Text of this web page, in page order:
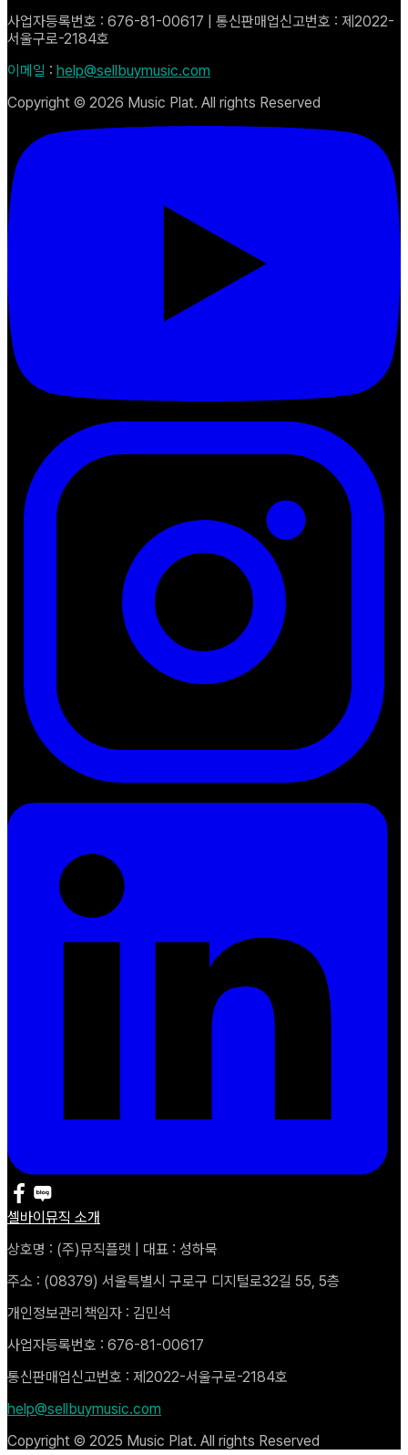
사업자등록번호 : 676-81-00617 | 통신판매업신고번호 : 제2022-
서울구로-2184호
이메일 : help@sellbuymusic.com
Copyright © 2026 Music Plat. All rights Reserved
셀바이뮤직 소개
상호명 : (주)뮤직플랫 | 대표 : 성하묵
주소 : (08379) 서울특별시 구로구 디지털로32길 55, 5층
개인정보관리책임자 : 김민석
사업자등록번호 : 676-81-00617
통신판매업신고번호 : 제2022-서울구로-2184호
help@sellbuymusic.com
Copyright © 2025 Music Plat. All rights Reserved